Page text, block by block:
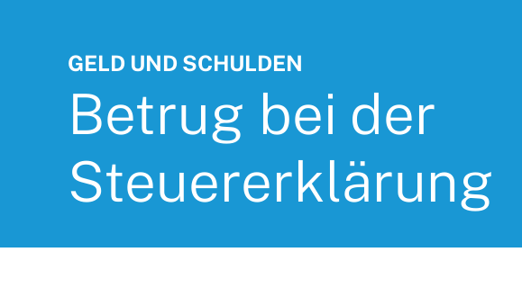
GELD UND SCHULDEN
Betrug bei der
Steuererklärung